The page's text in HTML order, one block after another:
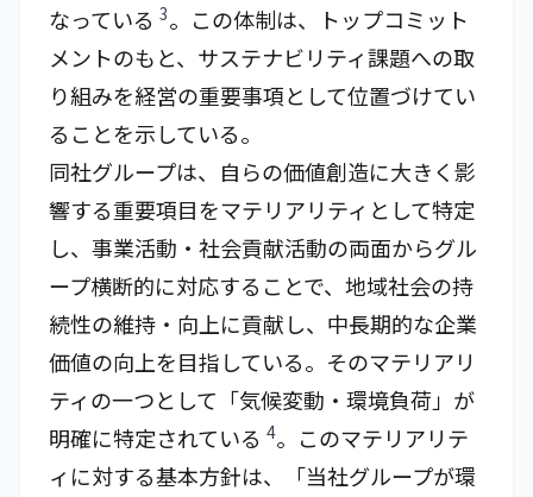
なっている 3。この体制は、トップコミット
メントのもと、サステナビリティ課題への取
り組みを経営の重要事項として位置づけてい
ることを示している。
同社グループは、自らの価値創造に大きく影
響する重要項目をマテリアリティとして特定
し、事業活動・社会貢献活動の両面からグル
ープ横断的に対応することで、地域社会の持
続性の維持・向上に貢献し、中長期的な企業
価値の向上を目指している。そのマテリアリ
ティの一つとして「気候変動・環境負荷」が
明確に特定されている 4。このマテリアリテ
ィに対する基本方針は、「当社グループが環